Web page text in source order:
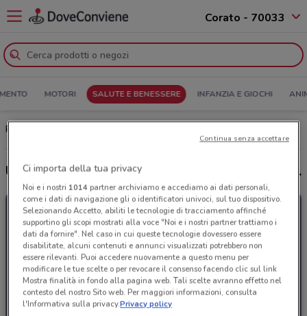
Corato - 70033
MOTORI SALUTE E BENESSERE INFANZIA E GIOCHI
Parafarmacia Conad Corato: Volantino, Orari di apertura e Indirizzi
Ultime offerte del volantino Parafarmacia Conad
Ci importa della tua privacy
Noi e i nostri 1014partner archiviamo e accediamo ai dati personali,
come i dati di navigazione gli o identificatori univoci, sul tuo dispositivo.
Selezionando Accetto, abiliti le tecnologie di tracciamento affinché
supportino gli scopi mostrati alla voce "Noi e i nostri partner trattiamo i
dati da fornire". Nel caso in cui queste tecnologie dovessero essere
disabilitate, alcuni contenuti e annunci visualizzati potrebbero non
essere rilevanti. Puoi accedere nuovamente a questo menu per
modificare le tue scelte o per revocare il consenso facendo clic sul link
Mostra finalità in fondo alla pagina web. Tali scelte avranno effetto nel
contesto del nostro Sito web. Per maggiori informazioni, consulta
l'Informativa sulla privacy.Privacy policy
Continua senza accettare